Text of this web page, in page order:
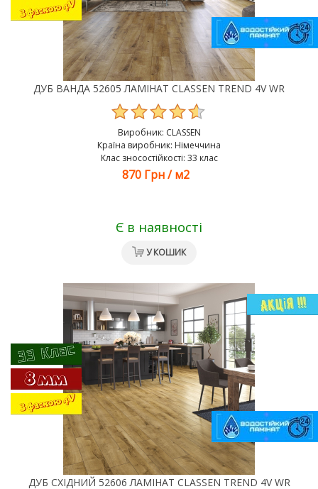
ДУБ ВАНДА 52605 ЛАМІНАТ CLASSEN TREND 4V WR
Виробник: CLASSEN
Країна виробник: Німеччина
Клас зносостійкості: 33 клас
870 Грн /м2
Є в наявності
У КОШИК
ДУБ СХІДНИЙ 52606 ЛАМІНАТ CLASSEN TREND 4V WR